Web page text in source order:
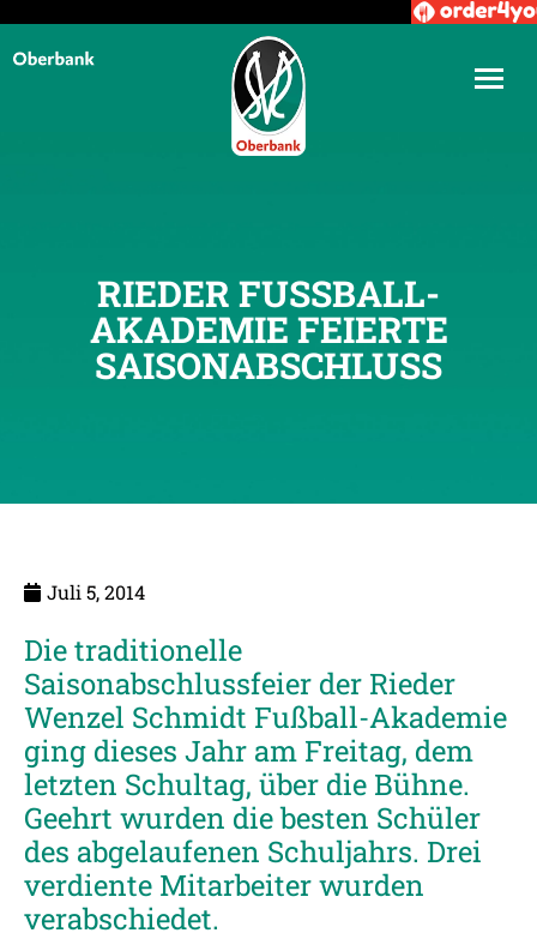
RIEDER FUSSBALL-A
KADEMIE FEIERTE S
AISONABSCHLUSS
Juli 5, 2014
Die traditionelle
Saisonabschlussfeier der Rieder
Wenzel Schmidt Fußball-Akademie
ging dieses Jahr am Freitag, dem
letzten Schultag, über die Bühne.
Geehrt wurden die besten Schüler
des abgelaufenen Schuljahrs. Drei
verdiente Mitarbeiter wurden
verabschiedet.